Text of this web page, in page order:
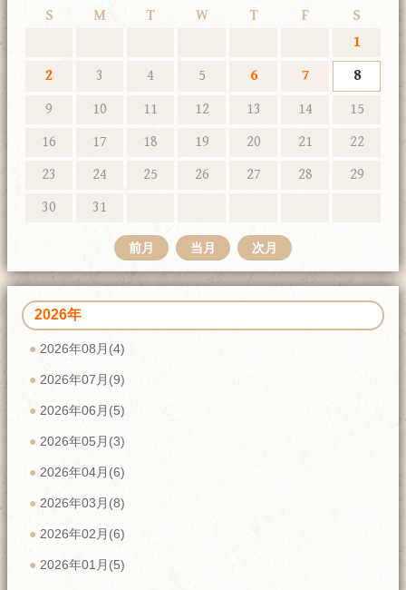
S M T W T F
S
1
2
3 4 5 6 7
8
9
10 11 12 13 14
15
16
17 18 19 20 21
22
23
24 25 26 27 28
29
30
31
前月 当月 次月
2026年
2026年08月(4)
2026年07月(9)
2026年06月(5)
2026年05月(3)
2026年04月(6)
2026年03月(8)
2026年02月(6)
2026年01月(5)